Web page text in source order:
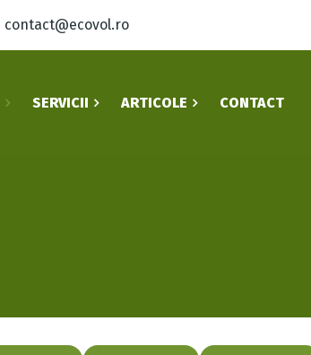
contact@ecovol.ro
SERVICII ARTICOLE CONTACT